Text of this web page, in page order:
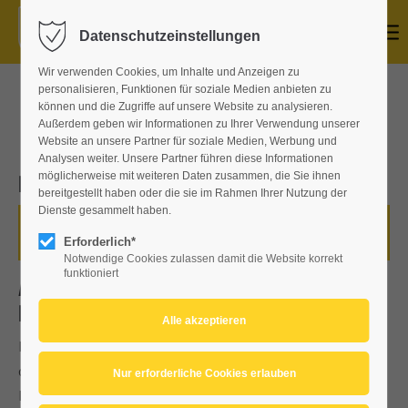
INFORMATIONEN
Ergebnisse
ADAC Labertal Rallye Sprint
Doppelveranstaltung
Liebe Motorsportfreunde,
die Absage der 22. ADAC Labertal Rallye war für uns keine leichte
Entscheidung. Dennoch war es uns ein großes Anliegen, den
Datenschutzeinstellungen
Wir verwenden Cookies, um Inhalte und Anzeigen zu
personalisieren, Funktionen für soziale Medien anbieten zu
können und die Zugriffe auf unsere Website zu analysieren.
Außerdem geben wir Informationen zu Ihrer Verwendung unserer
Website an unsere Partner für soziale Medien, Werbung und
Analysen weiter. Unsere Partner führen diese Informationen
möglicherweise mit weiteren Daten zusammen, die Sie ihnen
bereitgestellt haben oder die sie im Rahmen Ihrer Nutzung der
Dienste gesammelt haben.
Erforderlich*
Notwendige Cookies zulassen damit die Website korrekt
funktioniert